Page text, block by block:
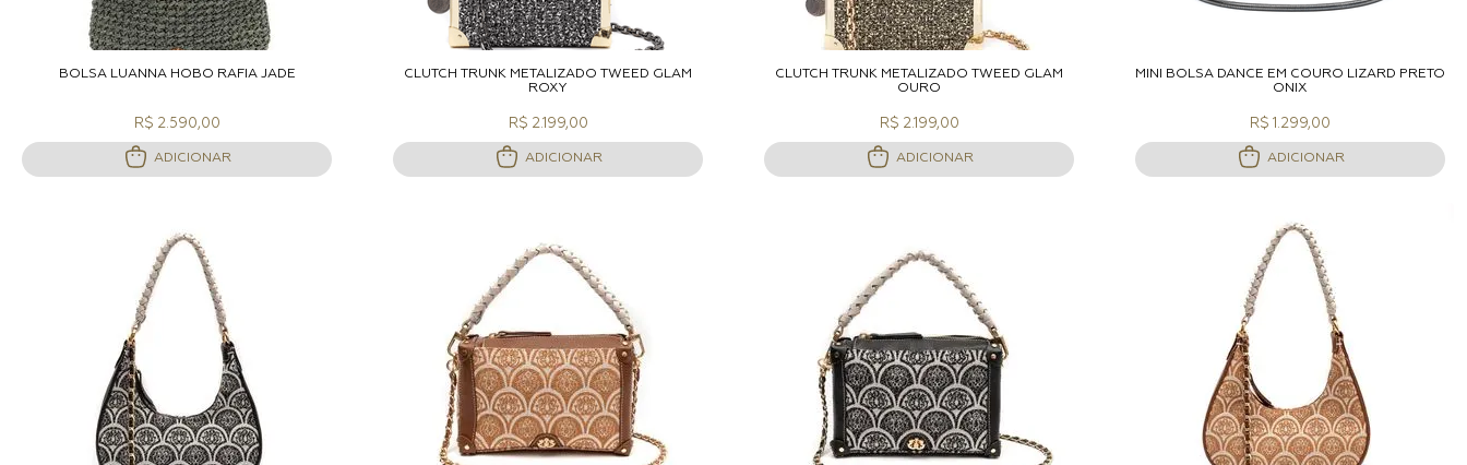
ADICIONAR A SACOLA
BOLSA LUANNA HOBO RÁFIA JADE
R$ 2.590,00
ADICIONAR
ADICIONAR A SACOLA
CLUTCH TRUNK METALIZADO TWEED GLAM
ROXY
R$ 2.199,00
ADICIONAR
ADICIONAR A SACOLA
CLUTCH TRUNK METALIZADO TWEED GLAM
OURO
R$ 2.199,00
ADICIONAR
MINI BOLSA DANCE EM COURO LIZARD PRETO
ONIX
R$ 1.299,00
ADICIONAR